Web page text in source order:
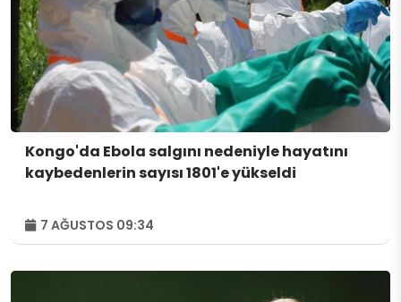
Kongo'da Ebola salgını nedeniyle hayatını
kaybedenlerin sayısı 1801'e yükseldi
7 AĞUSTOS 09:34